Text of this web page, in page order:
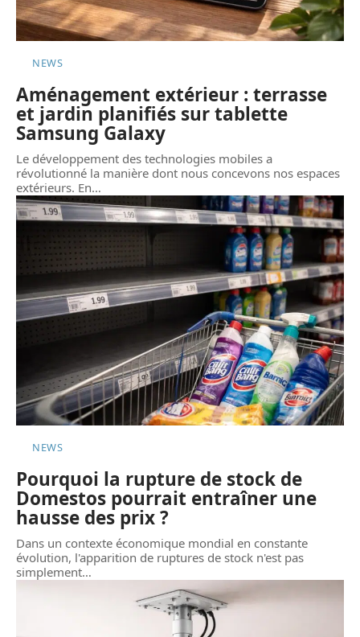
NEWS
Aménagement extérieur : terrasse
et jardin planifiés sur tablette
Samsung Galaxy
Le développement des technologies mobiles a
révolutionné la manière dont nous concevons nos espaces
extérieurs. En…
NEWS
Pourquoi la rupture de stock de
Domestos pourrait entraîner une
hausse des prix ?
Dans un contexte économique mondial en constante
évolution, l'apparition de ruptures de stock n'est pas
simplement…